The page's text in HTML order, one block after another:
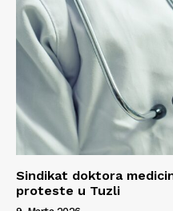
Sindikat doktora
proteste u Tuzli